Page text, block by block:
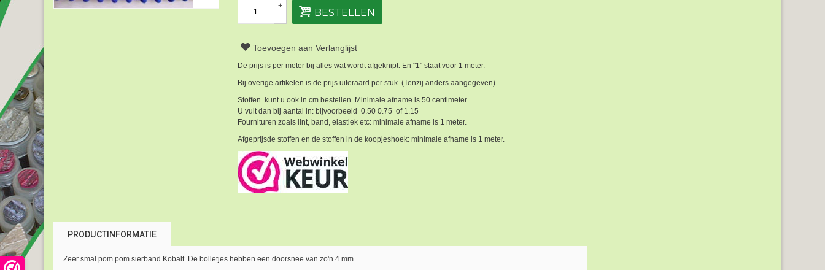
-
+
BESTELLEN
Toevoegen aan Verlanglijst
De prijs is per meter bij alles wat wordt afgeknipt. En "1" staat voor 1 meter.
Bij overige artikelen is de prijs uiteraard per stuk. (Tenzij anders aangegeven).
Stoffen kunt u ook in cm bestellen. Minimale afname is 50 centimeter.
U vult dan bij aantal in: bijvoorbeeld 0.50 0.75 of 1.15
Fournituren zoals lint, band, elastiek etc: minimale afname is 1 meter.
Afgeprijsde stoffen en de stoffen in de koopjeshoek: minimale afname is 1 meter.
PRODUCTINFORMATIE
Zeer smal pom pom sierband Kobalt. De bolletjes hebben een doorsnee van zo'n 4 mm.